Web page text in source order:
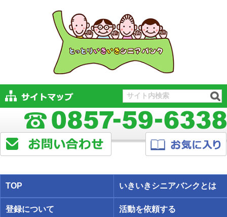
TOP いきいきシニアバンクとは
登録について 活動を依頼する